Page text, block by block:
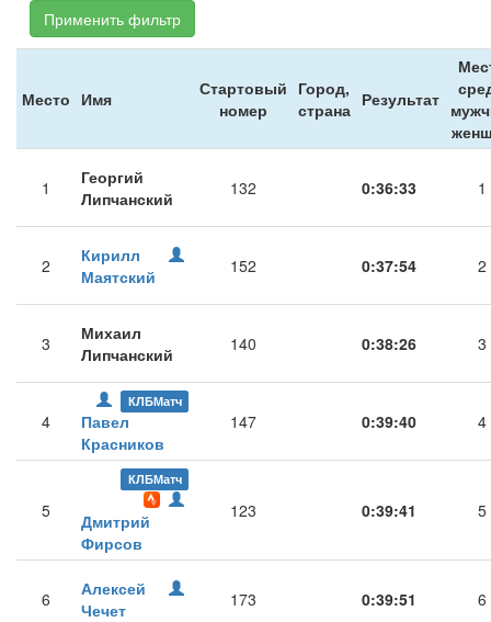
Применить фильтр
Место Имя
Стартовый
номер
Город,
страна Результат
1
Георгий
Липчанский
132 0:36:33 1
2
Кирилл
Маятский
152 0:37:54 2
3
Михаил
Липчанский
140 0:38:26 3
4
КЛБМатч
Павел
Красников
147 0:39:40 4
5
КЛБМатч
Дмитрий
Фирсов
123 0:39:41 5
6
Алексей
Чечет
173 0:39:51 6